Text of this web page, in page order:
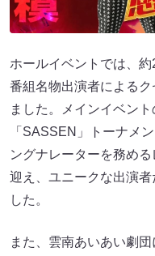
ホールイベントでは、
番組名物出演者による
ました。メインイベン
「SASSEN」トーナメ
ングナレーターを務め
迎え、ユニークな出演
した。
また、雲南あいあい劇